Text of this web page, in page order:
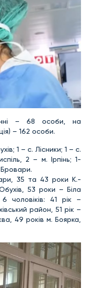
– 68 особи, на
– 162 особи.
1 – с. Лісники; 1 – с.
2 – м. Ірпінь; 1-
35 та 43 роки К.-
53 роки – Біла
чоловіків: 41 рік –
район, 51 рік –
49 років м. Боярка,